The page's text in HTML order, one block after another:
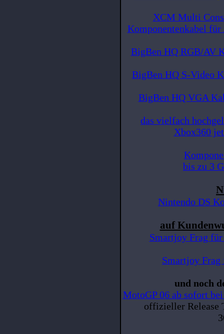
XCM Multi
Komponentenkabel
BigBen HQ RGB/AV
BigBen HQ S-Video
BigBen HQ VGA
das vielfach
Xbox360
bis zu 3
Nintendo DS
auf
Smartjoy Frag
Smartjoy
und noch
MotoGP 06 ab sofort
offizieller Release